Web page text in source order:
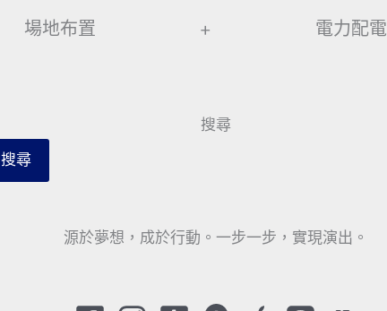
場地布置 + 電力配電
搜尋
搜尋
源於夢想，成於行動。一步一步，實現演出。